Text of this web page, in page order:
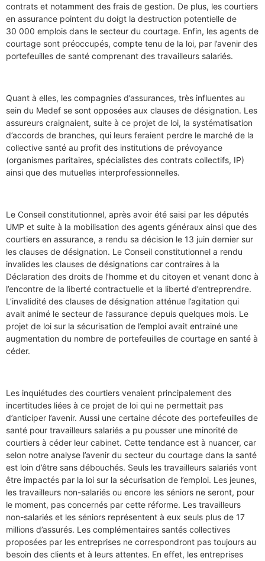
contrats et notamment des frais de gestion. De plus, les courtiers
en assurance pointent du doigt la destruction potentielle de
30 000 emplois dans le secteur du courtage. Enfin, les agents de
courtage sont préoccupés, compte tenu de la loi, par l’avenir des
portefeuilles de santé comprenant des travailleurs salariés.
Quant à elles, les compagnies d’assurances, très influentes au
sein du Medef se sont opposées aux clauses de désignation. Les
assureurs craignaient, suite à ce projet de loi, la systématisation
d’accords de branches, qui leurs feraient perdre le marché de la
collective santé au profit des institutions de prévoyance
(organismes paritaires, spécialistes des contrats collectifs, IP)
ainsi que des mutuelles interprofessionnelles.
Le Conseil constitutionnel, après avoir été saisi par les députés
UMP et suite à la mobilisation des agents généraux ainsi que des
courtiers en assurance, a rendu sa décision le 13 juin dernier sur
les clauses de désignation. Le Conseil constitutionnel a rendu
invalides les clauses de désignations car contraires à la
Déclaration des droits de l’homme et du citoyen et venant donc à
l’encontre de la liberté contractuelle et la liberté d’entreprendre.
L’invalidité des clauses de désignation atténue l’agitation qui
avait animé le secteur de l’assurance depuis quelques mois. Le
projet de loi sur la sécurisation de l’emploi avait entrainé une
augmentation du nombre de portefeuilles de courtage en santé à
céder.
Les inquiétudes des courtiers venaient principalement des
incertitudes liées à ce projet de loi qui ne permettait pas
d’anticiper l’avenir. Aussi une certaine décote des portefeuilles de
santé pour travailleurs salariés a pu pousser une minorité de
courtiers à céder leur cabinet. Cette tendance est à nuancer, car
selon notre analyse l’avenir du secteur du courtage dans la santé
est loin d’être sans débouchés. Seuls les travailleurs salariés vont
être impactés par la loi sur la sécurisation de l’emploi. Les jeunes,
les travailleurs non-salariés ou encore les séniors ne seront, pour
le moment, pas concernés par cette réforme. Les travailleurs
non-salariés et les séniors représentent à eux seuls plus de 17
millions d’assurés. Les complémentaires santés collectives
proposées par les entreprises ne correspondront pas toujours au
besoin des clients et à leurs attentes. En effet, les entreprises